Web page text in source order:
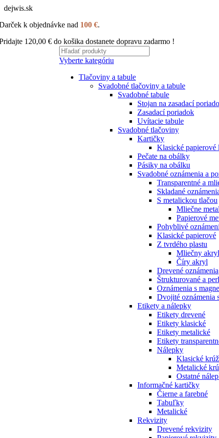
dejwis.sk
k objednávke nad 100 €.
120,00 € do košika dostanete dopravu zadarmo !
Vyberte kategóriu
Tlačoviny a tabule
Svadobné tlačoviny a tabule
Svadobné tabule
Stojan na zasadací
Zasadací poriadok
Uvítacie tabule
Svadobné tlačoviny
Kartičky
Klasické papierové
Pečate na obálky
Pásiky na obálku
Svadobné oznámenia a
Transparentné a
Skladané
S metalickou tlačou
Mliečne
Papierové
Pohyblivé
Klasické papierové
Z tvrdého plastu
Mliečny akryl
Číry akryl
Drevené oznámenia
Štrukturované a
Oznámenia s
Dvojité oznámenia
Etikety a nálepky
Etikety drevené
Etikety klasické
Etikety metalické
Etikety
Nálepky
Klasické
Metalické
Ostatné
Informačné kartičky
Čierne a farebné
Tabuľky
Metalické
Rekvizity
Drevené rekvizity